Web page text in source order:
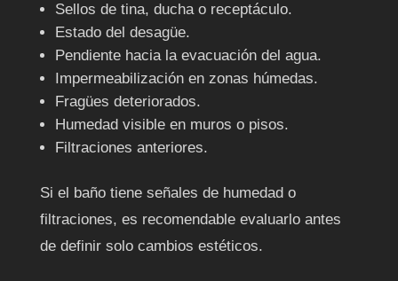
Sellos de tina, ducha o receptáculo.
Estado del desagüe.
Pendiente hacia la evacuación del agua.
Impermeabilización en zonas húmedas.
Fragües deteriorados.
Humedad visible en muros o pisos.
Filtraciones anteriores.
Si el baño tiene señales de humedad o
filtraciones, es recomendable evaluarlo antes
de definir solo cambios estéticos.